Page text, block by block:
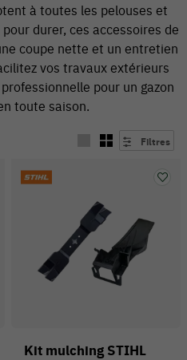
à toutes les pelouses et
durer, ces accessoires de
coupe nette et un entretien
vos travaux extérieurs
pour un gazon
toute saison.
Filtres
Kit mulching STIHL